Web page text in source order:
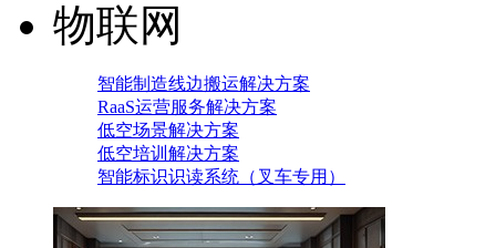
物联网
智能制造线边搬运解决方案
RaaS运营服务解决方案
低空场景解决方案
低空培训解决方案
智能标识识读系统（叉车专用）